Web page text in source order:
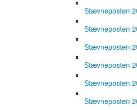
Stævneposten
Stævneposten
Stævneposten
Stævneposten
Stævneposten
Stævneposten